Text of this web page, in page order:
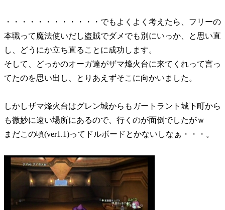
・・・・・・・・・・・・でもよくよく考えたら、フリーの
本職って魔法使いだし盗賊でダメでも別にいっか、と思い直
し、どうにか立ち直ることに成功します。
そして、どっかのオーガ達がザマ烽火台に来てくれって言っ
てたのを思い出し、とりあえずそこに向かいました。
しかしザマ烽火台はグレン城からもガートラント城下町から
も微妙に遠い場所にあるので、行くのが面倒でしたがｗ
まだこの頃(ver1.1)ってドルボードとかないしなぁ・・・。